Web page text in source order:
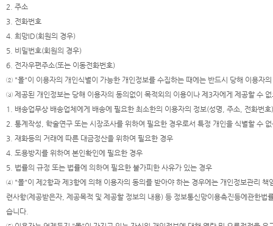
2. 주소
3. 전화번호
4. 희망ID(회원의 경우)
5. 비밀번호(회원의 경우)
6. 전자우편주소(또는 이동전화번호)
② "몰"이 이용자의 개인식별이 가능한 개인정보를 수집하는 때에는 반드시 당해 이용자
③ 제공된 개인정보는 당해 이용자의 동의없이 목적외의 이용이나 제3자에게 제공할
1. 배송업무상 배송업체에게 배송에 필요한 최소한의 이용자의 정보(성명, 주소, 전화번
2. 통계작성, 학술연구 또는 시장조사를 위하여 필요한 경우로서 특정 개인을 식별할 수
3. 재화등의 거래에 따른 대금정산을 위하여 필요한 경우
4. 도용방지를 위하여 본인확인에 필요한 경우
5. 법률의 규정 또는 법률에 의하여 필요한 불가피한 사유가 있는 경우
④ "몰"이 제2항과 제3항에 의해 이용자의 동의를 받아야 하는 경우에는 개인정보관리
련사항(제공받은자, 제공목적 및 제공할 정보의 내용) 등 정보통신망이용촉진등에관한
습니다.